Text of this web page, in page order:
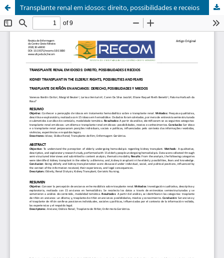
Transplante renal em idosos: direito, possibilidades e receios